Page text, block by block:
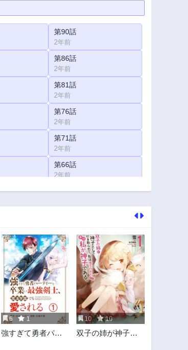
第90話
2年前
第86話
2年前
第81話
2年前
第76話
2年前
第71話
2年前
第66話
2年前
第61話
第51話
2年前
第46話
2年前
第41話
2年前
第36話
2年前
6 1
強すぎて勇者パー
10 10
双子の姉が神子と